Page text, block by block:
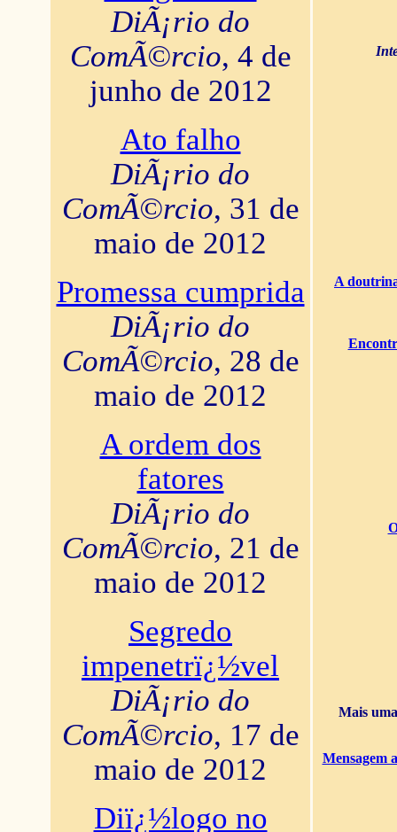
DiÃ¡rio do
ComÃ©rcio, 4 de
junho de 2012
Ato falho
DiÃ¡rio do
ComÃ©rcio, 31 de
maio de 2012
Promessa cumprida
DiÃ¡rio do
ComÃ©rcio, 28 de
maio de 2012
A ordem dos
fatores
DiÃ¡rio do
ComÃ©rcio, 21 de
maio de 2012
Segredo
impenetrï¿½vel
DiÃ¡rio do
ComÃ©rcio, 17 de
maio de 2012
Diï¿½logo no
A
Mais
Mensagem